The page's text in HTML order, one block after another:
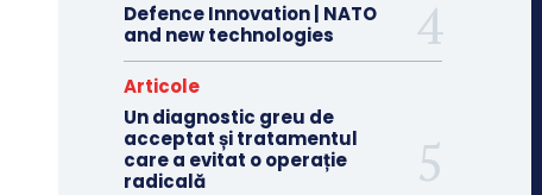
Defence Innovation | NATO
and new technologies
Articole
Un diagnostic greu de
acceptat și tratamentul
care a evitat o operație
radicală